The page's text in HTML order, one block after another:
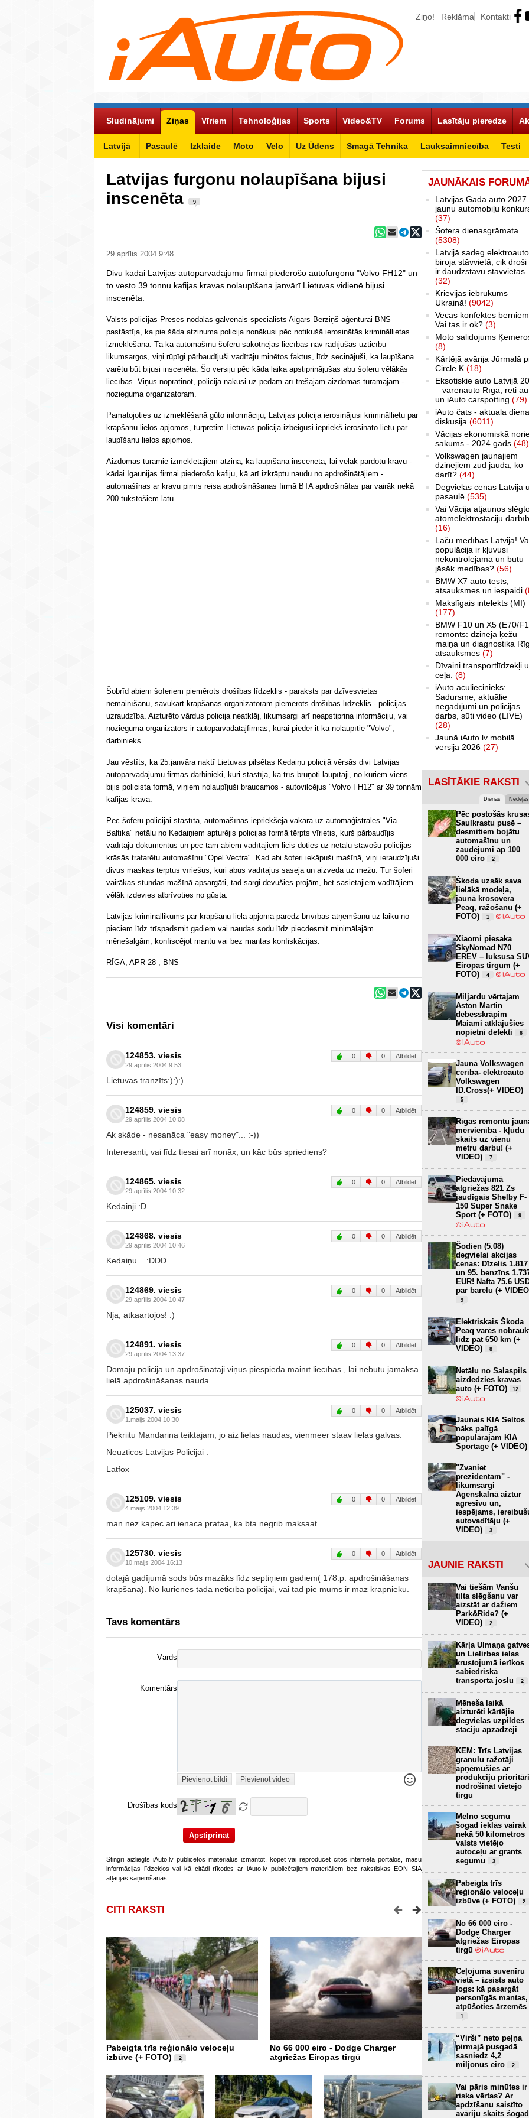
Ziņo! Reklāma Kontakti
Sludinājumi Ziņas
Latvijā Pasaulē Izklaide Moto Velo Uz Ūdens Smagā Tehnika Lauksaimniecība Testi
Vīriem Tehnoloģijas Sports Video&TV Forums Lasītāju pieredze
Latvijas furgonu nolaupīšana bijusi
inscenēta
9
29.aprīlis 2004 9:48
Divu kādai Latvijas autopārvadājumu firmai piederošo autofurgonu "Volvo FH12" un
to vesto 39 tonnu kafijas kravas nolaupīšana janvārī Lietuvas vidienē bijusi
inscenēta.
Valsts policijas Preses nodaļas galvenais speciālists Aigars Bērziņš aģentūrai BNS
pastāstīja, ka pie šāda atzinuma policija nonākusi pēc notikušā ierosinātās krimināllietas
izmeklēšanā. Tā kā automašīnu šoferu sākotnējās liecības nav radījušas uzticību
likumsargos, viņi rūpīgi pārbaudījuši vadītāju minētos faktus, līdz secinājuši, ka laupīšana
varētu būt bijusi inscenēta. Šo versiju pēc kāda laika apstiprinājušas abu šoferu vēlākās
liecības. Viņus nopratinot, policija nākusi uz pēdām arī trešajam aizdomās turamajam -
nozieguma organizatoram.
Pamatojoties uz izmeklēšanā gūto informāciju, Latvijas policija ierosinājusi krimināllietu par
krāpšanu lielos apjomos, turpretim Lietuvas policija izbeigusi iepriekš ierosināto lietu par
laupīšanu lielos apjomos.
Aizdomās turamie izmeklētājiem atzina, ka laupīšana inscenēta, lai vēlāk pārdotu kravu -
kādai Igaunijas firmai piederošo kafiju, kā arī izkrāptu naudu no apdrošinātājiem -
automašīnas ar kravu pirms reisa apdrošināšanas firmā BTA apdrošinātas par vairāk nekā
200 tūkstošiem latu.
Šobrīd abiem šoferiem piemērots drošības līdzeklis - paraksts par dzīvesvietas
nemainīšanu, savukārt krāpšanas organizatoram piemērots drošības līdzeklis - policijas
uzraudzība. Aizturēto vārdus policija neatklāj, likumsargi arī neapstiprina informāciju, vai
nozieguma organizators ir autopārvadātājfirmas, kurai pieder it kā nolaupītie "Volvo",
darbinieks.
Jau vēstīts, ka 25.janvāra naktī Lietuvas pilsētas Kedaiņu policijā vērsās divi Latvijas
autopārvadājumu firmas darbinieki, kuri stāstīja, ka trīs bruņoti laupītāji, no kuriem viens
bijis policista formā, viņiem nolaupījuši braucamos - autovilcējus "Volvo FH12" ar 39 tonnām
kafijas kravā.
Pēc šoferu policijai stāstītā, automašīnas iepriekšējā vakarā uz automaģistrāles "Via
Baltika" netālu no Kedaiņiem apturējis policijas formā tērpts vīrietis, kurš pārbaudījis
vadītāju dokumentus un pēc tam abiem vadītājiem licis doties uz netālu stāvošu policijas
krāsās trafarētu automašīnu "Opel Vectra". Kad abi šoferi iekāpuši mašīnā, viņi ieraudzījuši
divus maskās tērptus vīriešus, kuri abus vadītājus sasēja un aizveda uz mežu. Tur šoferi
vairākas stundas mašīnā apsargāti, tad sargi devušies projām, bet sasietajiem vadītājiem
vēlāk izdevies atbrīvoties no gūsta.
Latvijas krimināllikums par krāpšanu lielā apjomā paredz brīvības atņemšanu uz laiku no
pieciem līdz trīspadsmit gadiem vai naudas sodu līdz piecdesmit minimālajām
mēnešalgām, konfiscējot mantu vai bez mantas konfiskācijas.
RĪGA, APR 28 , BNS
Visi komentāri
124853. viesis
29.aprīlis 2004 9:53
0 0 Atbildēt
Lietuvas tranzīts:):):)
124859. viesis
29.aprīlis 2004 10:08
0 0 Atbildēt
Ak skāde - nesanāca "easy money"... :-))
Interesanti, vai līdz tiesai arī nonāx, un kāc būs spriediens?
124865. viesis
29.aprīlis 2004 10:32
0 0 Atbildēt
Kedainji :D
124868. viesis
29.aprīlis 2004 10:46
0 0 Atbildēt
Kedaiņu... :DDD
124869. viesis
29.aprīlis 2004 10:47
0 0 Atbildēt
Nja, atkaartojos! :)
124891. viesis
29.aprīlis 2004 13:37
0 0 Atbildēt
Domāju policija un apdrošinātāji viņus piespieda mainīt liecības , lai nebūtu jāmaksā
lielā apdrošināšanas nauda.
125037. viesis
1.maijs 2004 10:30
0 0 Atbildēt
Piekriitu Mandarina teiktajam, jo aiz lielas naudas, vienmeer staav lielas galvas.
Neuzticos Latvijas Policijai .
Latfox
125109. viesis
4.maijs 2004 12:39
0 0 Atbildēt
man nez kapec ari ienaca prataa, ka bta negrib maksaat..
125730. viesis
10.maijs 2004 16:13
0 0 Atbildēt
dotajā gadījumā sods būs mazāks līdz septiņiem gadiem( 178.p. apdrošināšanas
krāpšana). No kurienes tāda neticība policijai, vai tad pie mums ir maz krāpnieku.
Tavs komentārs
Vārds
Komentārs
Pievienot bildi Pievienot video
Drošības kods
Stingri aizliegts iAuto.lv publicētos materiālus izmantot, kopēt vai reproducēt citos interneta portālos, masu
informācijas līdzekļos vai kā citādi rīkoties ar iAuto.lv publicētajiem materiāliem bez rakstiskas EON SIA
atļaujas saņemšanas.
CITI RAKSTI
Pabeigta trīs reģionālo veloceļu
izbūve (+ FOTO)
2
No 66 000 eiro - Dodge Charger
atgriežas Eiropas tirgū
Arī Mercedes atgriezīs
pogas, tomēr ekrāni
JAUNĀKAIS
Latvijas Gada auto 2027
jaunu automobiļu
(37)
Šofera dienasgrāmata.
(5308)
Latvijā sadeg elektroauto
biroja stāvvietā, cik droši
ir daudzstāvu stāvvietās
(32)
Krievijas iebrukums
Ukrainā! (9042)
Vecas konfektes
Vai tas ir ok? (3)
Moto salidojums
(8)
Kārtējā avārija Jūrmalā
Circle K (18)
Eksotiskie auto Latvijā
– varenauto Rīgā, reti
un iAuto carspotting (79)
iAuto čats - aktuālā
diskusija (6011)
Vācijas ekonomiskā
sākums - 2024.gads (48)
Volkswagen jaunajiem
dzinējiem zūd jauda, ko
darīt? (44)
Degvielas cenas Latvijā
pasaulē (535)
Vai Vācija atjaunos
atomelektrostaciju
(16)
Lāču medības Latvijā!
populācija ir kļuvusi
nekontrolējama un būtu
jāsāk medības? (56)
BMW X7 auto tests,
atsauksmes un iespaidi
Makslīgais intelekts (MI)
(177)
BMW F10 un X5 (E70/
remonts: dzinēja ķēžu
maiņa un diagnostika
atsauksmes (7)
Dīvaini transportlīdzekļi
ceļa. (8)
iAuto aculiecinieks:
Sadursme, aktuālie
negadījumi un policijas
darbs, sūti video (LIVE)
(28)
Jaunā iAuto.lv mobilā
versija 2026 (27)
LASĪTĀKIE RAKSTI
Dienas Nedēļas
Pēc postošās
Saulkrastu pusē –
desmitiem bojātu
automašīnu un
zaudējumi ap 100
000 eiro
2
Škoda uzsāk sava
lielākā modeļa,
jaunā krosovera
Peaq, ražošanu (+
FOTO)
1
Xiaomi piesaka
SkyNomad N70
EREV – luksusa
Eiropas tirgum (+
FOTO)
4
Miljardu vērtajam
Aston Martin
debesskrāpim
Maiami atklājušies
nopietni defekti
6
Jaunā Volkswagen
cerība- elektroauto
Volkswagen
ID.Cross(+ VIDEO)
5
Rīgas remontu
mērvienība - kļūdu
skaits uz vienu
metru darbu! (+
VIDEO)
7
Piedāvājumā
atgriežas 821 Zs
jaudīgais Shelby F-
150 Super Snake
Sport (+ FOTO)
9
Šodien (5.08)
degvielai akcijas
cenas: Dīzelis 1.817
un 95. benzīns
EUR! Nafta 75.6
par barelu (+
9
Elektriskais Škoda
Peaq varēs
līdz pat 650 km (+
VIDEO)
8
Netālu no Salaspils
aizdedzies kravas
auto (+ FOTO)
12
Jaunais KIA Seltos
nāks palīgā
populārajam KIA
Sportage (+ VIDEO)
"Zvaniet
prezidentam" -
likumsargi
Āgenskalnā aiztur
agresīvu un,
iespējams,
autovadītāju (+
VIDEO)
3
JAUNIE RAKSTI
Vai tiešām Vanšu
tilta slēgšanu var
aizstāt ar dažiem
Park&Ride? (+
VIDEO)
2
Kārļa Ulmaņa
un Lielirbes ielas
krustojumā ierīkos
sabiedriskā
transporta joslu
2
Mēneša laikā
aizturēti kārtējie
degvielas uzpildes
staciju apzadzēji
KEM: Trīs Latvijas
granulu ražotāji
apņēmušies ar
produkciju prioritāri
nodrošināt vietējo
tirgu
Melno segumu
šogad ieklās vairāk
nekā 50 kilometros
valsts vietējo
autoceļu ar grants
segumu
3
Pabeigta trīs
reģionālo veloceļu
izbūve (+ FOTO)
2
No 66 000 eiro -
Dodge Charger
atgriežas Eiropas
tirgū
Ceļojuma suvenīru
vietā – izsists auto
logs: kā pasargāt
personīgās mantas,
atpūšoties ārzemēs
1
“Virši” neto peļņa
pirmajā pusgadā
sasniedz 4,2
miljonus eiro
2
Vai pāris minūtes ir
riska vērtas? Ar
apdzīšanu saistīto
avāriju skaits šogad